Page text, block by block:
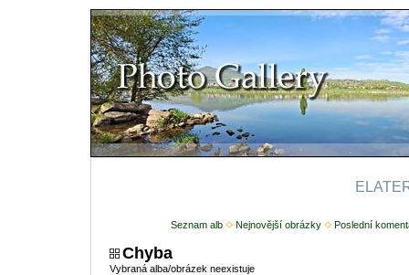
Seznam alb Nejnovější obrázky Poslední
Chyba
Vybraná alba/obrázek neexistuje